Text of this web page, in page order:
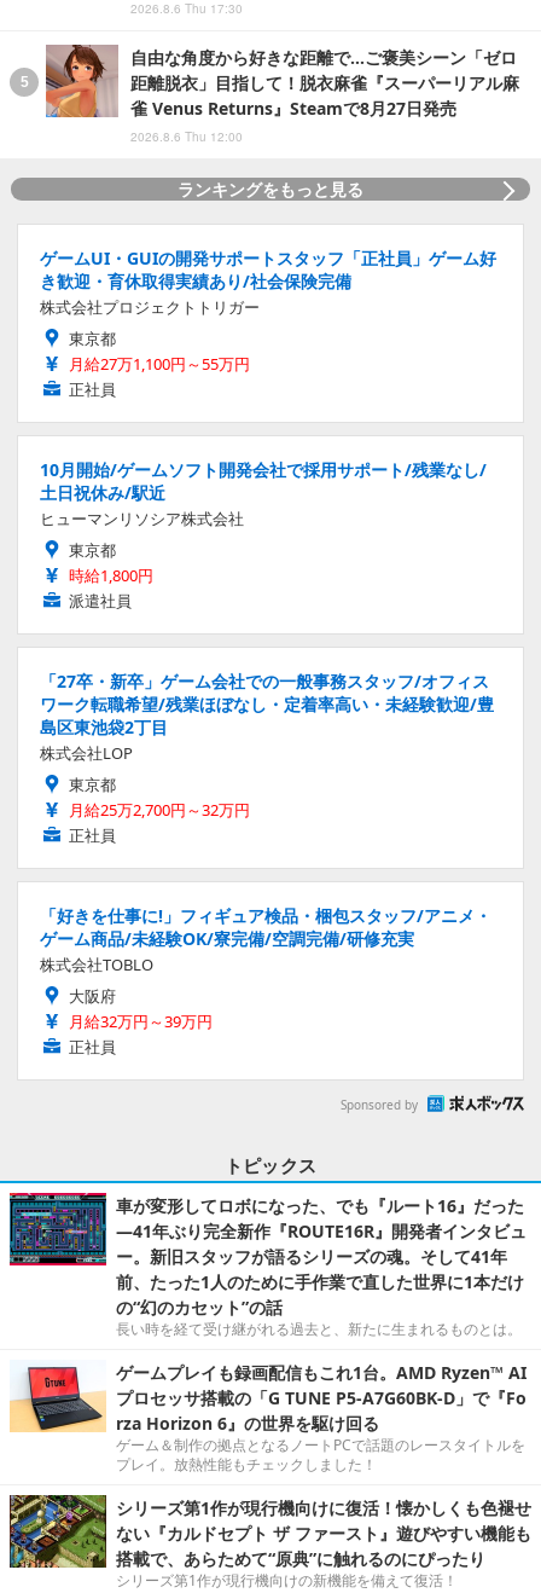
2026.8.6 Thu 17:30
自由な角度から好きな距離で…ご褒美シーン「ゼロ
距離脱衣」目指して！脱衣麻雀『スーパーリアル麻
雀 Venus Returns』Steamで8月27日発売
2026.8.6 Thu 12:00
ランキングをもっと見る
ゲームUI・GUIの開発サポートスタッフ「正社員」ゲーム好
き歓迎・育休取得実績あり/社会保険完備
株式会社プロジェクトトリガー
東京都
月給27万1,100円～55万円
正社員
10月開始/ゲームソフト開発会社で採用サポート/残業なし/
土日祝休み/駅近
ヒューマンリソシア株式会社
東京都
時給1,800円
派遣社員
「27卒・新卒」ゲーム会社での一般事務スタッフ/オフィス
ワーク転職希望/残業ほぼなし・定着率高い・未経験歓迎/豊
島区東池袋2丁目
株式会社LOP
東京都
月給25万2,700円～32万円
正社員
「好きを仕事に!」フィギュア検品・梱包スタッフ/アニメ・
ゲーム商品/未経験OK/寮完備/空調完備/研修充実
株式会社TOBLO
大阪府
月給32万円～39万円
正社員
Sponsored by
トピックス
車が変形してロボになった、でも『ルート16』だった
―41年ぶり完全新作『ROUTE16R』開発者インタビュ
ー。新旧スタッフが語るシリーズの魂。そして41年
前、たった1人のために手作業で直した世界に1本だけ
の“幻のカセット”の話
長い時を経て受け継がれる過去と、新たに生まれるものとは。
ゲームプレイも録画配信もこれ1台。AMD Ryzen™ AI
プロセッサ搭載の「G TUNE P5-A7G60BK-D」で『Fo
rza Horizon 6』の世界を駆け回る
ゲーム＆制作の拠点となるノートPCで話題のレースタイトルを
プレイ。放熱性能もチェックしました！
シリーズ第1作が現行機向けに復活！懐かしくも色褪せ
ない『カルドセプト ザ ファースト』遊びやすい機能も
搭載で、あらためて“原典”に触れるのにぴったり
シリーズ第1作が現行機向けの新機能を備えて復活！